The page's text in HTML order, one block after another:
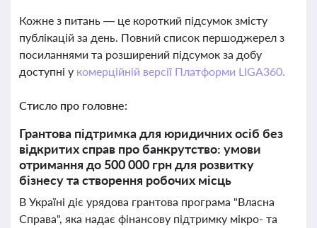
Кожне з питань — це короткий підсумок змісту
публікацій за день. Повний список першоджерел з
посиланнями та розширений підсумок за добу
доступні у комерційній версії Платформи LIGA360.
Стисло про головне:
Грантова підтримка для юридичних осіб без
відкритих справ про банкрутство: умови
отримання до 500 000 грн для розвитку
бізнесу та створення робочих місць
В Україні діє урядова грантова програма "Власна
Справа", яка надає фінансову підтримку мікро- та